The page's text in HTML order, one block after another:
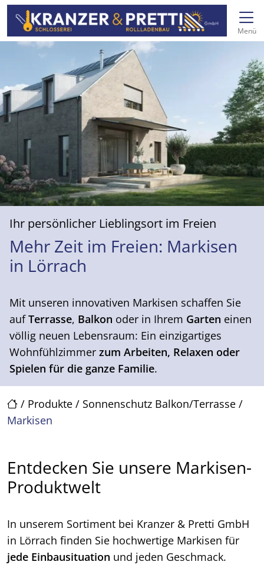
zur Top-Navigation
zur Hauptnavigation
Inhalt springen
zum Footer
Hauptnavigation
Menü
/ Produkte / Sonnenschutz Balkon/Terrasse /
Markisen
Ihr persönlicher Lieblingsort im Freien
Mehr Zeit im Freien: Markisen
in Lörrach
Mit unseren innovativen Markisen schaffen Sie
aufTerrasse, Balkon oder in Ihrem Garten einen
völlig neuen Lebensraum: Ein einzigartiges
Wohnfühlzimmer zum Arbeiten, Relaxen oder
Spielen für die ganze Familie.
Entdecken Sie unsere Markisen-
Produktwelt
In unserem Sortiment bei Kranzer & Pretti GmbH
in Lörrach finden Sie hochwertige Markisen für
jede Einbausituation und jeden Geschmack.